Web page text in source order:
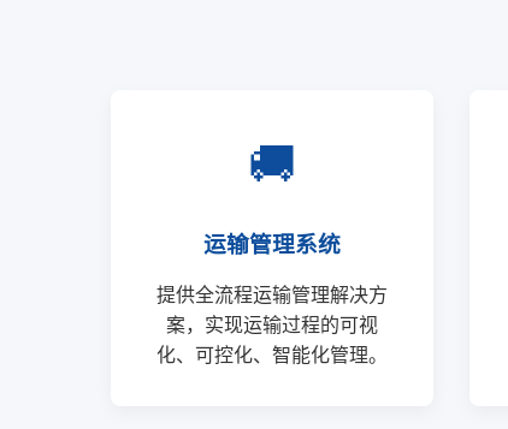
🚚
运输管理系统
提供全流程运输管理解决方
案，实现运输过程的可视
化、可控化、智能化管理。